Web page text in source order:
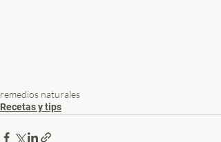
remedios naturales
Recetas y tips